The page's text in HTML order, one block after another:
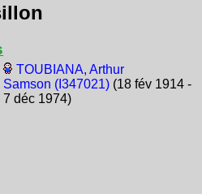
TOUBIANA, Arthur
Samson (I347021) (18 fév 1914 -
7 déc 1974)